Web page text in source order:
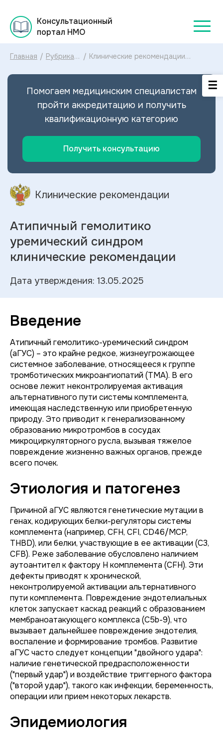
Консультационный
портал НМО
Главная / Рубрикатор
рекомендаций
/ Клинические рекомендации
уремический синдром МКБ-10:
диагностика и лечение Атипичного
гемолитико-уремического
синдрома 2025
Помогаем медицинским специалистам
пройти аккредитацию и получить
квалификационную категорию
Получить консультацию
Клинические рекомендации
Атипичный гемолитико
уремический синдром
клинические рекомендации
Дата утверждения: 13.05.2025
Введение
Атипичный гемолитико-уремический синдром
(аГУС) – это крайне редкое, жизнеугрожающее
системное заболевание, относящееся к группе
тромботических микроангиопатий (ТМА). В его
основе лежит неконтролируемая активация
альтернативного пути системы комплемента,
имеющая наследственную или приобретенную
природу. Это приводит к генерализованному
образованию микротромбов в сосудах
микроциркуляторного русла, вызывая тяжелое
повреждение жизненно важных органов, прежде
всего почек.
Этиология и патогенез
Причиной аГУС являются генетические мутации в
генах, кодирующих белки-регуляторы системы
комплемента (например, CFH, CFI, CD46/MCP,
THBD), или белки, участвующие в ее активации (C3,
CFB). Реже заболевание обусловлено наличием
аутоантител к фактору H комплемента (CFH). Эти
дефекты приводят к хронической,
неконтролируемой активации альтернативного
пути комплемента. Повреждение эндотелиальных
клеток запускает каскад реакций с образованием
мембраноатакующего комплекса (C5b-9), что
вызывает дальнейшее повреждение эндотелия,
воспаление и формирование тромбов. Развитие
аГУС часто следует концепции "двойного удара":
наличие генетической предрасположенности
("первый удар") и воздействие триггерного фактора
("второй удар"), такого как инфекции, беременность,
операции или прием некоторых лекарств.
Эпидемиология